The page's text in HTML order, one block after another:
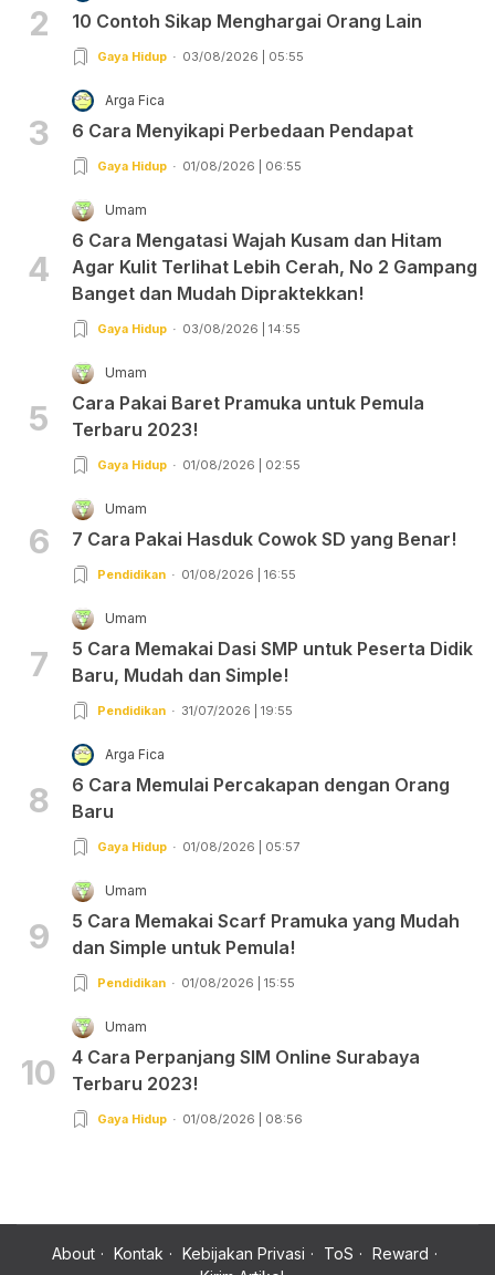
2 10 Contoh Sikap Menghargai Orang Lain
Gaya Hidup 03/08/2026 | 05:55
3
Arga Fica
6 Cara Menyikapi Perbedaan Pendapat
Gaya Hidup 01/08/2026 | 06:55
4
Umam
6 Cara Mengatasi Wajah Kusam dan Hitam
Agar Kulit Terlihat Lebih Cerah, No 2 Gampang
Banget dan Mudah Dipraktekkan!
Gaya Hidup 03/08/2026 | 14:55
5
Umam
Cara Pakai Baret Pramuka untuk Pemula
Terbaru 2023!
Gaya Hidup 01/08/2026 | 02:55
6
Umam
7 Cara Pakai Hasduk Cowok SD yang Benar!
Pendidikan 01/08/2026 | 16:55
7
Umam
5 Cara Memakai Dasi SMP untuk Peserta Didik
Baru, Mudah dan Simple!
Pendidikan 31/07/2026 | 19:55
8
Arga Fica
6 Cara Memulai Percakapan dengan Orang
Baru
Gaya Hidup 01/08/2026 | 05:57
9
Umam
5 Cara Memakai Scarf Pramuka yang Mudah
dan Simple untuk Pemula!
Pendidikan 01/08/2026 | 15:55
10
Umam
4 Cara Perpanjang SIM Online Surabaya
Terbaru 2023!
Gaya Hidup 01/08/2026 | 08:56
About Kontak Kebijakan Privasi ToS
Reward